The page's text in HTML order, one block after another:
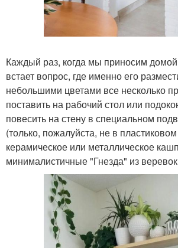
Каждый раз, когда мы приносим
встает вопрос, где именно его
небольшими цветами все несколько
поставить на рабочий стол или
повесить на стену в специальном
(только, пожалуйста, не в
керамическое или металлическое
минималистичные "Гнезда" из